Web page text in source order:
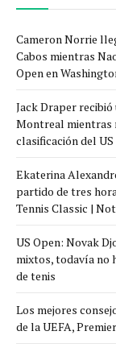
Cameron Norrie
Cabos mientras
Open en
Jack Draper
Montreal mientras
clasificación del
Ekaterina
partido de tres
Tennis Classic |
US Open: Novak
mixtos, todavía no
de tenis
Los mejores
de la UEFA,